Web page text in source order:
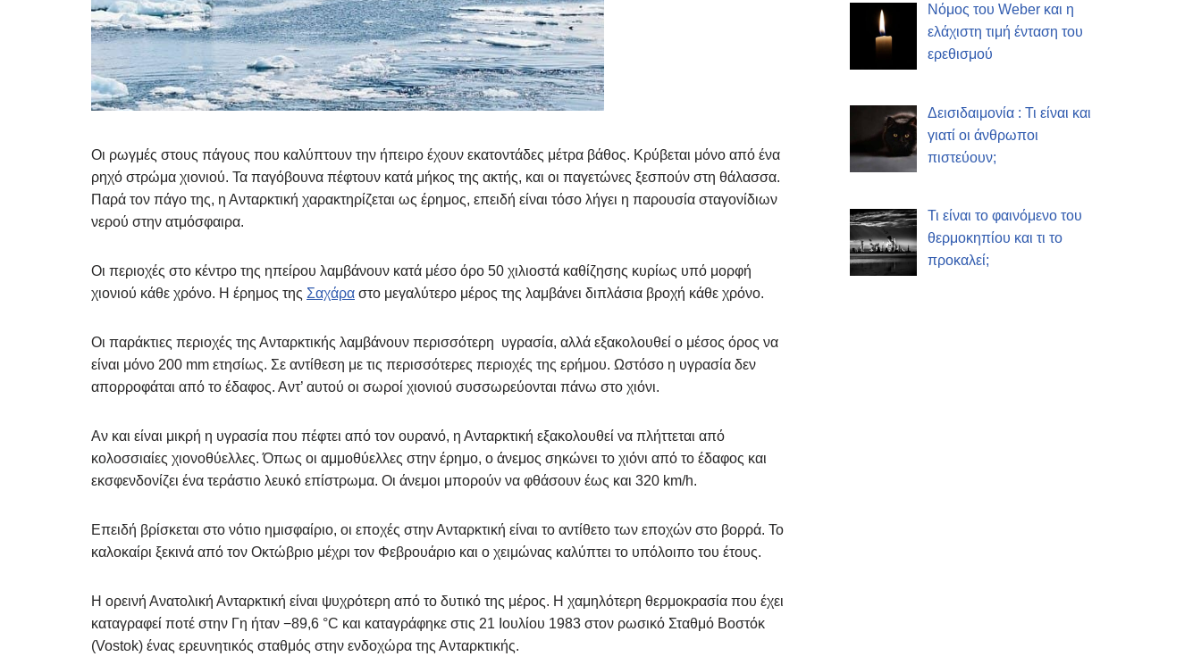
Οι ρωγμές στους πάγους που καλύπτουν την ήπειρο έχουν εκατοντάδες μέτρα βάθος. Κρύβεται μόνο από ένα
ρηχό στρώμα χιονιού. Τα παγόβουνα πέφτουν κατά μήκος της ακτής, και οι παγετώνες ξεσπούν στη θάλασσα.
Παρά τον πάγο της, η Ανταρκτική χαρακτηρίζεται ως έρημος, επειδή είναι τόσο λήγει η παρουσία σταγονίδιων
νερού στην ατμόσφαιρα.
Οι περιοχές στο κέντρο της ηπείρου λαμβάνουν κατά μέσο όρο 50 χιλιοστά καθίζησης κυρίως υπό μορφή
χιονιού κάθε χρόνο. Η έρημος της Σαχάρα στο μεγαλύτερο μέρος της λαμβάνει διπλάσια βροχή κάθε χρόνο.
Οι παράκτιες περιοχές της Ανταρκτικής λαμβάνουν περισσότερη υγρασία, αλλά εξακολουθεί ο μέσος όρος να
είναι μόνο 200 mm ετησίως. Σε αντίθεση με τις περισσότερες περιοχές της ερήμου. Ωστόσο η υγρασία δεν
απορροφάται από το έδαφος. Αντ’ αυτού οι σωροί χιονιού συσσωρεύονται πάνω στο χιόνι.
Αν και είναι μικρή η υγρασία που πέφτει από τον ουρανό, η Ανταρκτική εξακολουθεί να πλήττεται από
κολοσσιαίες χιονοθύελλες. Όπως οι αμμοθύελλες στην έρημο, ο άνεμος σηκώνει το χιόνι από το έδαφος και
εκσφενδονίζει ένα τεράστιο λευκό επίστρωμα. Οι άνεμοι μπορούν να φθάσουν έως και 320 km/h.
Επειδή βρίσκεται στο νότιο ημισφαίριο, οι εποχές στην Ανταρκτική είναι το αντίθετο των εποχών στο βορρά. Το
καλοκαίρι ξεκινά από τον Οκτώβριο μέχρι τον Φεβρουάριο και ο χειμώνας καλύπτει το υπόλοιπο του έτους.
Η ορεινή Ανατολική Ανταρκτική είναι ψυχρότερη από το δυτικό της μέρος. Η χαμηλότερη θερμοκρασία που έχει
καταγραφεί ποτέ στην Γη ήταν −89,6 °C και καταγράφηκε στις 21 Ιουλίου 1983 στον ρωσικό Σταθμό Βοστόκ
(Vostok) ένας ερευνητικός σταθμός στην ενδοχώρα της Ανταρκτικής.
Νόμος του Weber και η
ελάχιστη τιμή ένταση του
ερεθισμού
Δεισιδαιμονία : Τι είναι και
γιατί οι άνθρωποι
πιστεύουν;
Τι είναι το φαινόμενο του
θερμοκηπίου και τι το
προκαλεί;